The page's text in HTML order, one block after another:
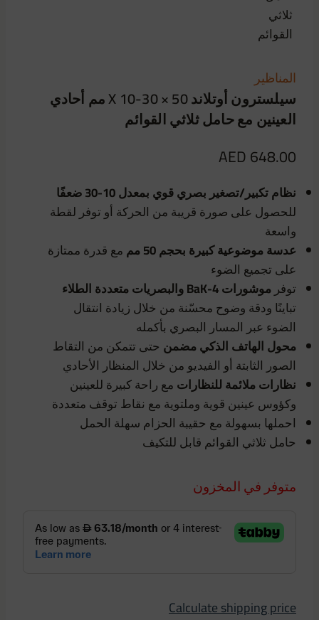
المناظير
سيلسترون أوتلاند X 10-30 × 50 مم أحادي
العينين مع حامل ثلاثي القوائم
AED648.00
نظام تكبير/تصغير بصري قوي بمعدل 10-30 ضعفًا
للحصول على صورة قريبة من الحركة أو توفر لقطة
واسعة
عدسة موضوعية كبيرة بحجم 50 مم
مع قدرة ممتازة
على تجميع الضوء
توفرموشورات BaK-4 والبصريات متعددة الطلاء
تباينًا ودقة وضوح محسّنة من خلال زيادة انتقال
الضوء عبر المسار البصري بأكمله
محول الهاتف الذكي مضمن حتى تتمكن من التقاط
الصور الثابتة أو الفيديو من خلال المنظار الأحادي
نظارات ملائمة للنظاراتمع راحة كبيرة للعينين
وكؤوس عينين قوية وملتوية مع نقاط توقف متعددة
احملها بسهولة مع حقيبة الحزام سهلة الحمل
حامل ثلاثي القوائم قابل للتكيف
متوفر في المخزون
Calculate shipping price